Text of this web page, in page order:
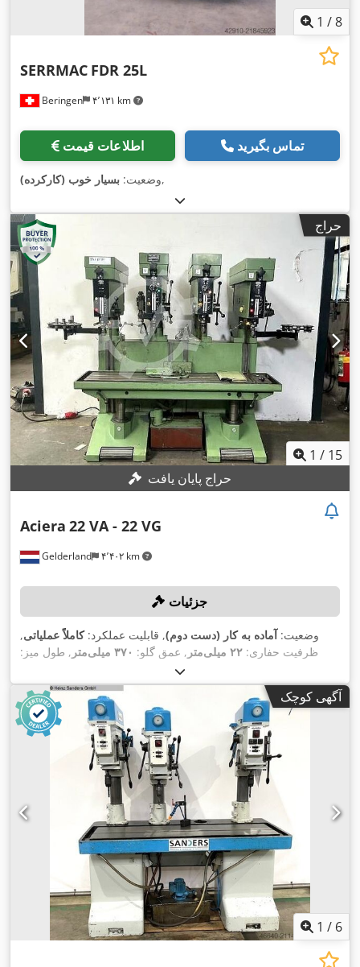
1 /8
Beringen ۴٬۱۳۱ km
SERRMAC FDR 25L
اطلاعات قیمت تماس بگیرید
وضعیت: بسیار خوب (کارکرده) ,
حراج
1 / 15
حراج پایان یافت
Gelderland ۴٬۴۰۲ km
Aciera 22 VA - 22 VG
جزئیات
وضعیت:آماده به کار (دست دوم), قابلیت عملکرد:کاملاً عملیاتی,
ظرفیت حفاری: ۲۲ میلی‌متر , عمق گلو: ۳۷۰ میلی‌متر
, طول میز:
۱۲۰ میلی‌متر
۳٬۶۰۰ دور/دقیقه,
آگهی کوچک
1 / 6